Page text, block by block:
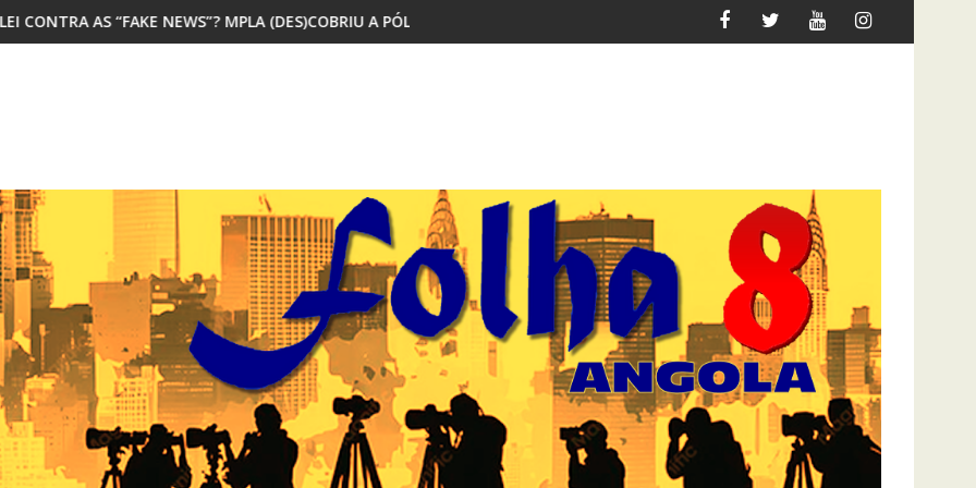
MPLA (DES)COBRIU A PÓLVORAMAIORIA DOS JOVENS AFRICANOS QUER MIGRAR ATAQUE À UNITEL AINDA AFECTA A VIDA